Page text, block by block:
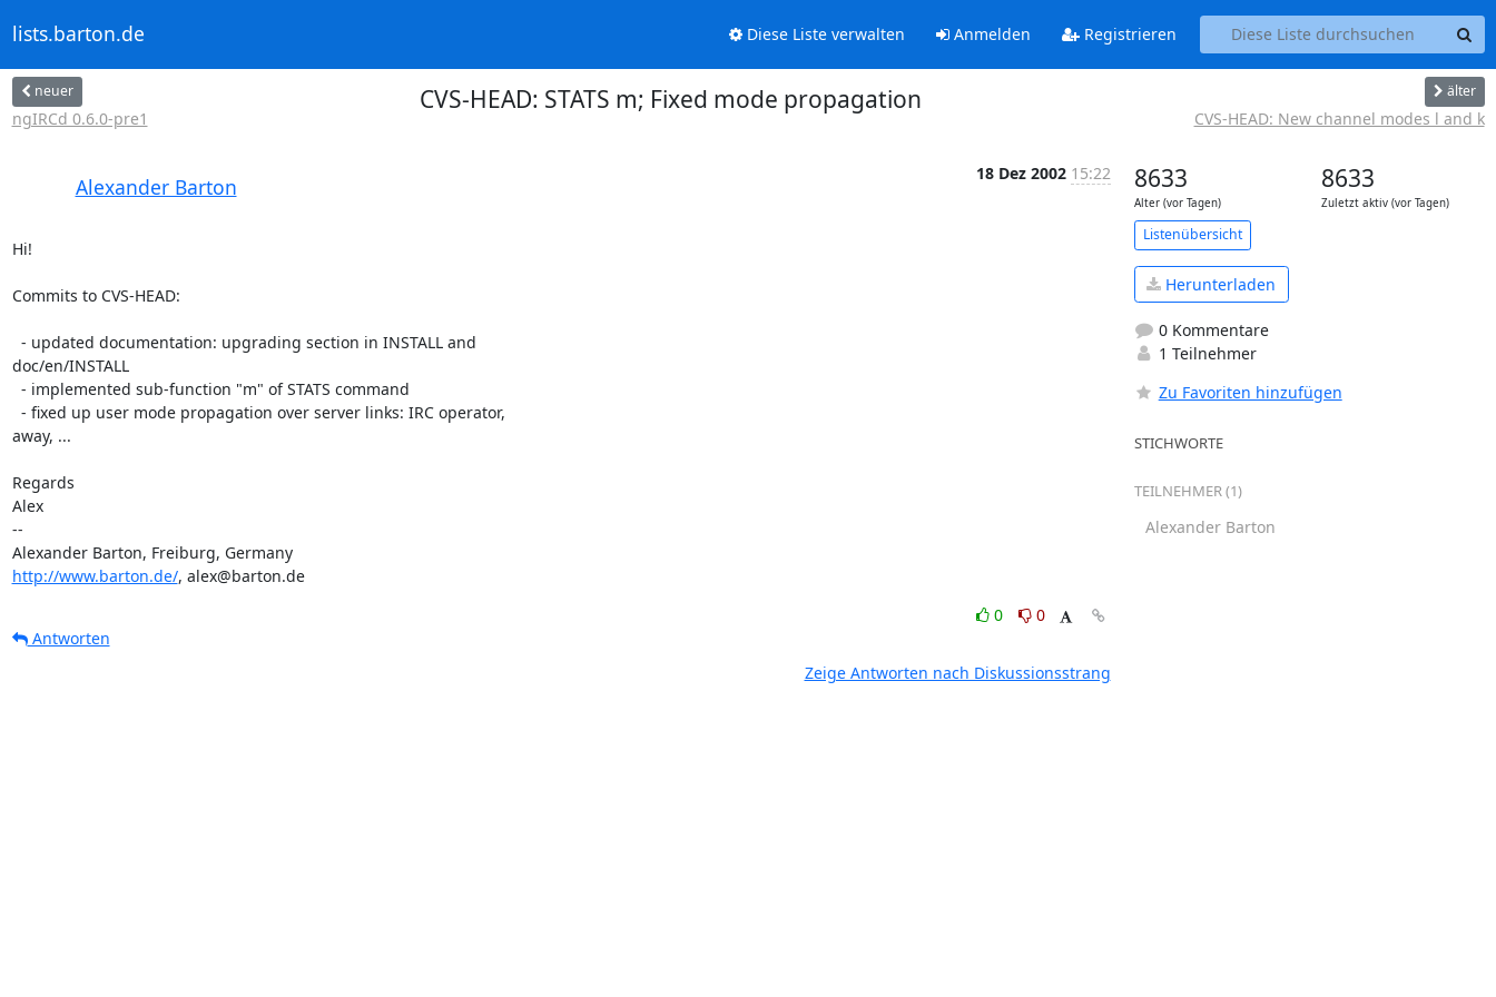
lists.barton.de Diese Liste verwalten Anmelden Registrieren
neuer
ngIRCd 0.6.0-pre1
CVS-HEAD: STATS m; Fixed mode propagation älter
CVS-HEAD: New channel modes l and k
Alexander Barton
18 Dez 2002 15:22
Hi!
Commits to CVS-HEAD:
doc/en/INSTALL
away, ...
Regards
Alex
--
Alexander Barton, Freiburg, Germany
http://www.barton.de/, alex@barton.de
0
0
Antworten
Zeige Antworten nach Diskussionsstrang
8633
Alter (vor Tagen)
8633
Zuletzt aktiv (vor Tagen)
Listenübersicht
Herunterladen
0 Kommentare
1 Teilnehmer
Zu Favoriten hinzufügen
STICHWORTE
TEILNEHMER (1)
Alexander Barton